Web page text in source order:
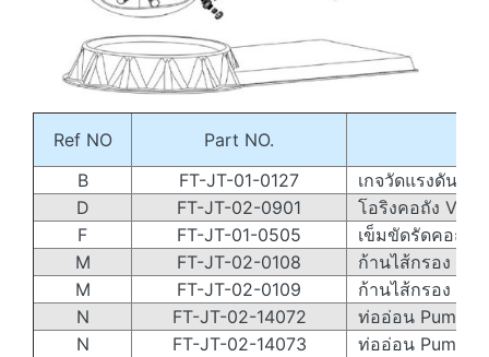
Ref NO
Part NO.
B
FT-JT-01-0127
เกจวัดแรงดัน -
D
FT-JT-02-0901
โอริงคอถัง
F
FT-JT-01-0505
เข็มขัดรัดคอถัง
M
FT-JT-02-0108
ก้านไส้กรอง
M
FT-JT-02-0109
ก้านไส้กรอง
N
FT-JT-02-14072
ท่ออ่อน Pump
N
FT-JT-02-14073
ท่ออ่อน Pump